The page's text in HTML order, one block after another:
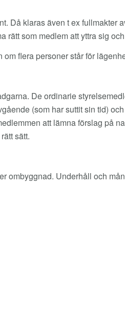
Då klaras även t ex fullmakter
rätt som medlem att yttra sig
flera personer står för
De ordinarie
(som har suttit sin tid)
att lämna förslag på
sätt.
ombyggnad. Underhåll och